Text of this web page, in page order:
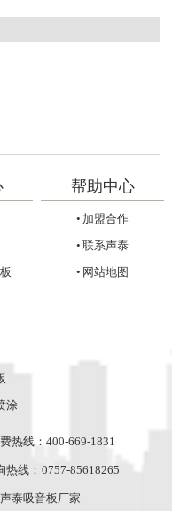
涂
帮助中心
• 加盟合作
• 联系声泰
• 网站地图
热线：400-669-1831
热线： 0757-85618265
声泰吸音板厂家